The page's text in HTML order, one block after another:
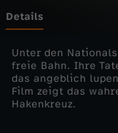
y
-
d
Details
Unter den
freie Bahn. Ihre
das angeblich
Film zeigt das
Hakenkreuz.